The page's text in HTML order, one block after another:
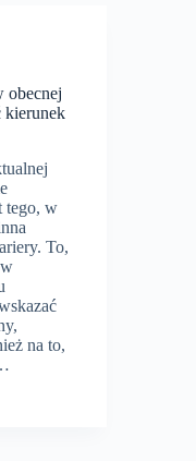
obecnej
kierunek
tego, w
To,
na to,